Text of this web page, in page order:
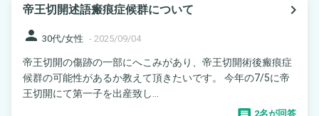
帝王切開述語瘢痕症候群について
navigate_next
person 30代/女性 - 2025/09/04
帝王切開の傷跡の一部にへこみがあり、帝王切開術後瘢痕症
候群の可能性があるか教えて頂きたいです。 今年の7/5に帝
王切開にて第一子を出産致し...
2名が回答